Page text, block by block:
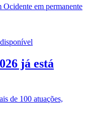
em permanente
já está
de 100 atuações,